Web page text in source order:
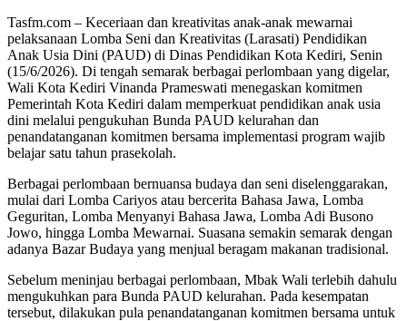
Tasfm.com – Keceriaan dan kreativitas anak-anak mewarnai
pelaksanaan Lomba Seni dan Kreativitas (Larasati) Pendidikan
Anak Usia Dini (PAUD) di Dinas Pendidikan Kota Kediri, Senin
(15/6/2026). Di tengah semarak berbagai perlombaan yang digelar,
Wali Kota Kediri Vinanda Prameswati menegaskan komitmen
Pemerintah Kota Kediri dalam memperkuat pendidikan anak usia
dini melalui pengukuhan Bunda PAUD kelurahan dan
penandatanganan komitmen bersama implementasi program wajib
belajar satu tahun prasekolah.
Berbagai perlombaan bernuansa budaya dan seni diselenggarakan,
mulai dari Lomba Cariyos atau bercerita Bahasa Jawa, Lomba
Geguritan, Lomba Menyanyi Bahasa Jawa, Lomba Adi Busono
Jowo, hingga Lomba Mewarnai. Suasana semakin semarak dengan
adanya Bazar Budaya yang menjual beragam makanan tradisional.
Sebelum meninjau berbagai perlombaan, Mbak Wali terlebih dahulu
mengukuhkan para Bunda PAUD kelurahan. Pada kesempatan
tersebut, dilakukan pula penandatanganan komitmen bersama untuk